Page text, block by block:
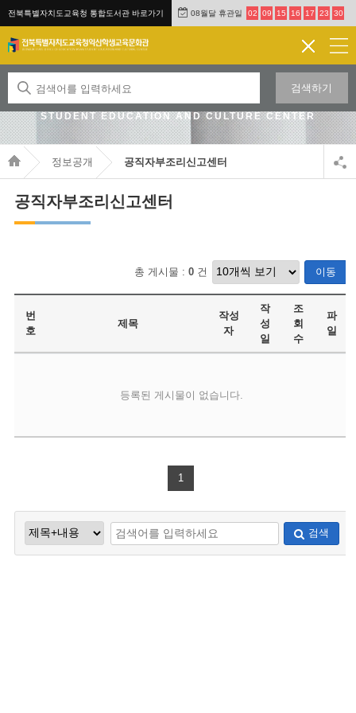
전북특별자치도교육청 통합도서관 바로가기 08월달 휴관일 02 09 15 16 17 23 30
검색하기
JEONBUK STATE OFFICE OF EDUCATION IKSAN
STUDENT EDUCATION AND CULTURE CENTER
정보공개 공직자부조리신고센터
공직자부조리신고센터
총 게시물 : 0 건 이동
번
호
제목
작성
자
작
성
일
조
회
수
파
일
등록된 게시물이 없습니다.
1
검색